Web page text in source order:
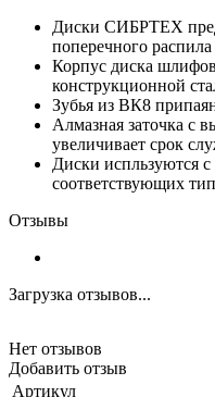
Диски СИБРТЕХ
поперечного
Корпус диска
конструкционной
Зубья из ВК8
Алмазная заточка с
увеличивает срок
Диски испльзуются
соответствующих
Отзывы
Загрузка отзывов...
Нет отзывов
Добавить отзыв
Артикул